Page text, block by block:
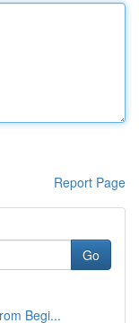
Report Page
Go
Begi...